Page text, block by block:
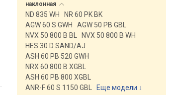
от 10 349 грн.
встраиваемая (в шкаф),
полновстраиваемая, поток:
1200 м³/ч, на отвод 649 м³/ч,
ширина 59.8 см, управление
жестамисравнить
встраиваемая (в
наклонная
ND 835 WH
NR 60 PK BK
AGW 60 S GWH
AGW 50 PB GBL
NVX 50 800 B BL
NVX 50 800 B WH
HES 30 D SAND/AJ
ASH 60 PB 520 GWH
NRX 60 800 B XGBL
ASH 60 PB 800 XGBL
ANR-F 60 S 1150 GBL
Еще модели ↓